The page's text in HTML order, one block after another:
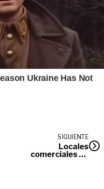
SIGUIENTE
Locales
comerciales de